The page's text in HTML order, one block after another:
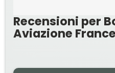
Recensioni per
Aviazione